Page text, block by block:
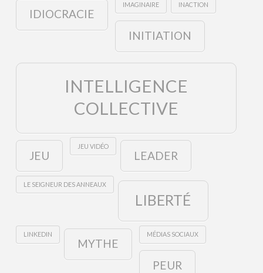
IDIOCRACIE
IMAGINAIRE INACTION
INITIATION
INTELLIGENCE
COLLECTIVE
JEU
JEU VIDÉO
LEADER
LE SEIGNEUR DES ANNEAUX
LIBERTÉ
LINKEDIN
MYTHE
MÉDIAS SOCIAUX
PEUR